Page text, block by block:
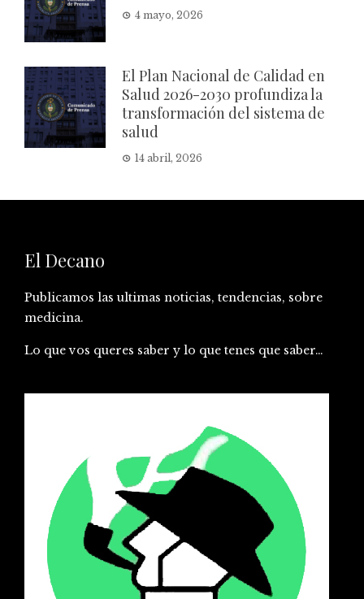
4 mayo, 2026
El Plan Nacional de Calidad en
Salud 2026-2030 profundiza la
transformación del sistema de
salud
14 abril, 2026
El Decano
Publicamos las ultimas noticias, tendencias, sobre
medicina.
Lo que vos queres saber y lo que tenes que saber…